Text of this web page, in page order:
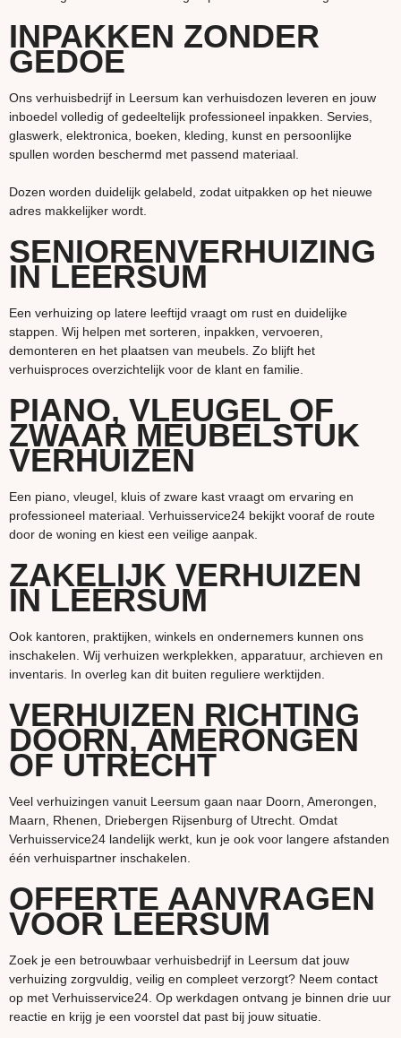
INPAKKEN ZONDER
GEDOE
Ons verhuisbedrijf in Leersum kan verhuisdozen leveren en jouw
inboedel volledig of gedeeltelijk professioneel inpakken. Servies,
glaswerk, elektronica, boeken, kleding, kunst en persoonlijke
spullen worden beschermd met passend materiaal.
Dozen worden duidelijk gelabeld, zodat uitpakken op het nieuwe
adres makkelijker wordt.
SENIORENVERHUIZING
IN LEERSUM
Een verhuizing op latere leeftijd vraagt om rust en duidelijke
stappen. Wij helpen met sorteren, inpakken, vervoeren,
demonteren en het plaatsen van meubels. Zo blijft het
verhuisproces overzichtelijk voor de klant en familie.
PIANO, VLEUGEL OF
ZWAAR MEUBELSTUK
VERHUIZEN
Een piano, vleugel, kluis of zware kast vraagt om ervaring en
professioneel materiaal. Verhuisservice24 bekijkt vooraf de route
door de woning en kiest een veilige aanpak.
ZAKELIJK VERHUIZEN
IN LEERSUM
Ook kantoren, praktijken, winkels en ondernemers kunnen ons
inschakelen. Wij verhuizen werkplekken, apparatuur, archieven en
inventaris. In overleg kan dit buiten reguliere werktijden.
VERHUIZEN RICHTING
DOORN, AMERONGEN
OF UTRECHT
Veel verhuizingen vanuit Leersum gaan naar Doorn, Amerongen,
Maarn, Rhenen, Driebergen Rijsenburg of Utrecht. Omdat
Verhuisservice24 landelijk werkt, kun je ook voor langere afstanden
één verhuispartner inschakelen.
OFFERTE AANVRAGEN
VOOR LEERSUM
Zoek je een betrouwbaar verhuisbedrijf in Leersum dat jouw
verhuizing zorgvuldig, veilig en compleet verzorgt? Neem contact
op met Verhuisservice24. Op werkdagen ontvang je binnen drie uur
reactie en krijg je een voorstel dat past bij jouw situatie.